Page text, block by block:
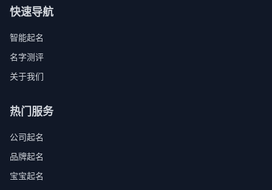
快速导航
智能起名
名字测评
关于我们
热门服务
公司起名
品牌起名
宝宝起名